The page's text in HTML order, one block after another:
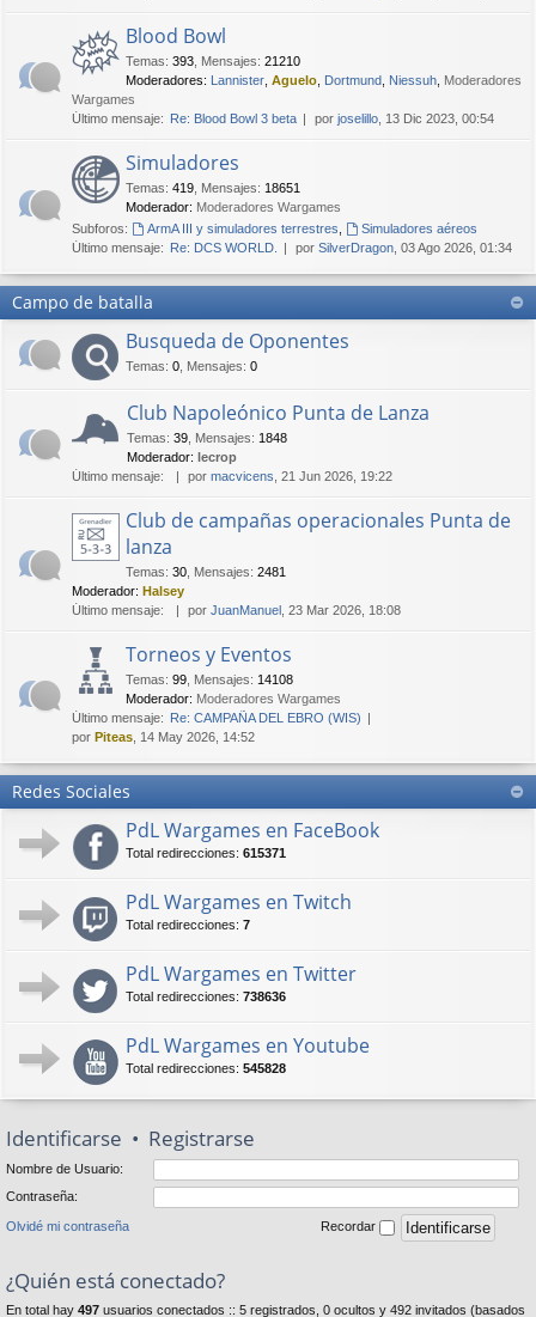
Blood Bowl
Temas: 393 Mensajes: 21210
Moderadores: Lannister Aguelo Dortmund Niessuh Moderadores
Wargames
Último mensaje: Re: Blood Bowl 3 beta por joselillo , 13 Dic 2023, 00:54
Simuladores
Temas: 419 Mensajes: 18651
Moderador: Moderadores Wargames
Subforos:
ArmA III y simuladores terrestres
Simuladores aéreos
Último mensaje: Re: DCS WORLD. por SilverDragon , 03 Ago 2026, 01:34
Campo de batalla
Busqueda de Oponentes
Temas: 0 Mensajes: 0
Club Napoleónico Punta de Lanza
Temas: 39 Mensajes: 1848
Moderador: lecrop
Último mensaje:
por macvicens , 21 Jun 2026, 19:22
Club de campañas operacionales Punta de
lanza
Temas: 30 Mensajes: 2481
Moderador: Halsey
Último mensaje:
por JuanManuel , 23 Mar 2026, 18:08
Torneos y Eventos
Temas: 99 Mensajes: 14108
Moderador: Moderadores Wargames
Último mensaje: Re: CAMPAÑA DEL EBRO (WIS)
por Piteas , 14 May 2026, 14:52
Redes Sociales
PdL Wargames en FaceBook
Total redirecciones: 615371
PdL Wargames en Twitch
Total redirecciones: 7
PdL Wargames en Twitter
Total redirecciones: 738636
PdL Wargames en Youtube
Total redirecciones: 545828
Identificarse • Registrarse
Nombre de Usuario:
Contraseña:
Olvidé mi contraseña Recordar
¿Quién está conectado?
En total hay 497 usuarios conectados :: 5 registrados, 0 ocultos y 492 invitados (basados